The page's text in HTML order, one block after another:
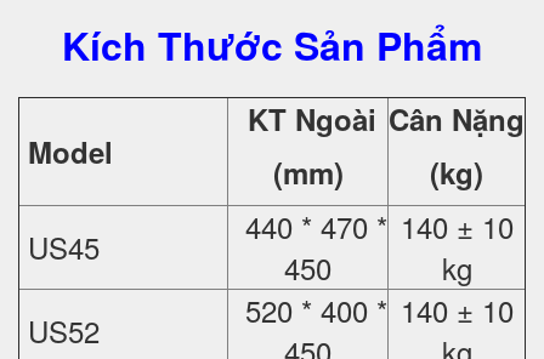
Kích Thước Sản Phẩm
Model
KT Ngoài
(mm)
Cân Nặng
(kg)
US45
440 * 470 *
450
140 ± 10
kg
US52
520 * 400 * 140 ± 10